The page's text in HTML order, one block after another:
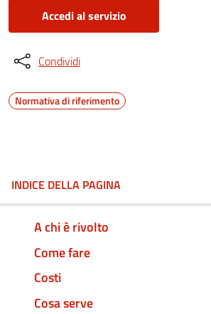
Accedi al servizio
Condividi
Normativa di riferimento
INDICE DELLA PAGINA
A chi è rivolto
Come fare
Costi
Cosa serve